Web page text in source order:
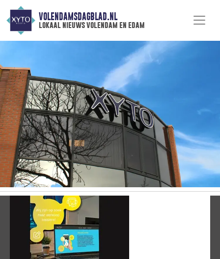
VOLENDAMSDAGBLAD.NL
lokaal nieuws volendam en edam